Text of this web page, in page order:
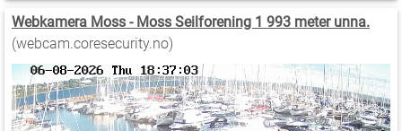
Webkamera Moss - Moss Seilforening 1 993 meter unna.
(webcam.coresecurity.no)